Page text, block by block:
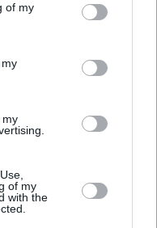
of my
my
of my
with the